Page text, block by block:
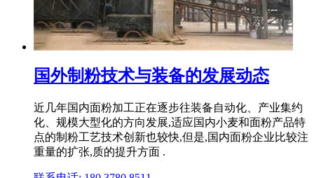
国外制粉技术与装备的发展动态
近几年国内面粉加工正在逐步往装备自动化、产业集约
化、规模大型化的方向发展,适应国内小麦和面粉产品特
点的制粉工艺技术创新也较快,但是,国内面粉企业比较注
重量的扩张,质的提升方面 .